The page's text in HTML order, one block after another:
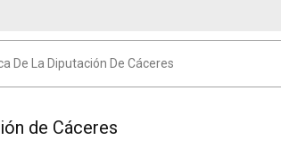
De La Diputación De Cáceres
de Cáceres